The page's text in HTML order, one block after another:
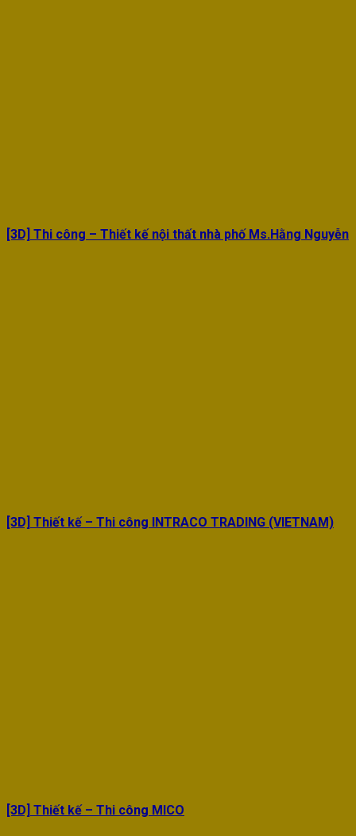
[3D] Thi công – Thiết kế nội thất nhà phố Ms.Hằng Nguyễn
[3D] Thiết kế – Thi công INTRACO TRADING (VIETNAM)
[3D] Thiết kế – Thi công MICO